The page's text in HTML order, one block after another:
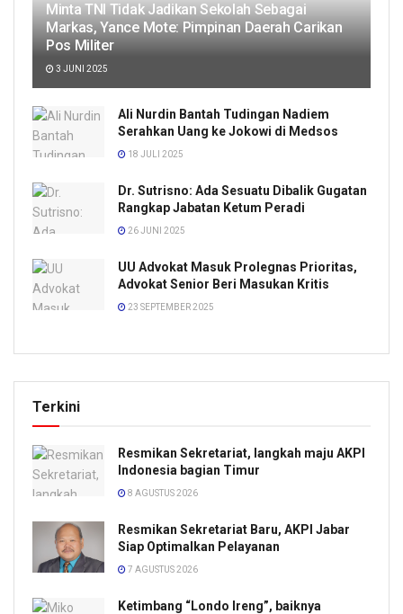
Minta TNI Tidak Jadikan Sekolah Sebagai
Markas, Yance Mote: Pimpinan Daerah Carikan
Pos Militer
3 JUNI 2025
Ali Nurdin Bantah Tudingan Nadiem
Serahkan Uang ke Jokowi di Medsos
18 JULI 2025
Dr. Sutrisno: Ada Sesuatu Dibalik Gugatan
Rangkap Jabatan Ketum Peradi
26 JUNI 2025
UU Advokat Masuk Prolegnas Prioritas,
Advokat Senior Beri Masukan Kritis
23 SEPTEMBER 2025
Terkini
Resmikan Sekretariat, langkah maju AKPI
Indonesia bagian Timur
8 AGUSTUS 2026
Resmikan Sekretariat Baru, AKPI Jabar
Siap Optimalkan Pelayanan
7 AGUSTUS 2026
Ketimbang “Londo Ireng”, baiknya